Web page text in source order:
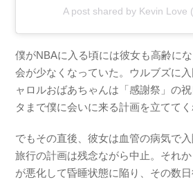
A post shared by Kevin Love
僕がNBAに入る頃には彼女も高齢に
会が少なくなっていた。ウルブズに
ャロルおばあちゃんは「感謝祭」の
タまで僕に会いに来る計画を立ててく
でもその直後、彼女は血管の病気で入
旅行の計画は残念ながら中止。それ
が悪化して昏睡状態に陥り、その数